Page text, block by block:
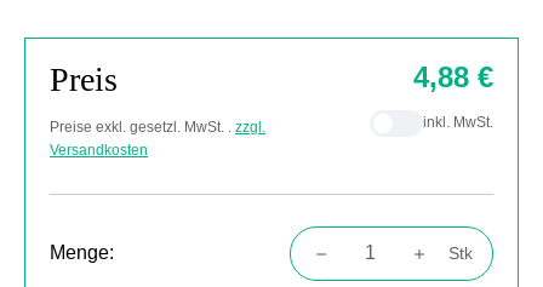
Preis
Preise exkl. gesetzl. MwSt. . zzgl.
Versandkosten
4,88 €
inkl. MwSt.
Menge:
Produkt Anzahl: Gib den gewünschten
Stk